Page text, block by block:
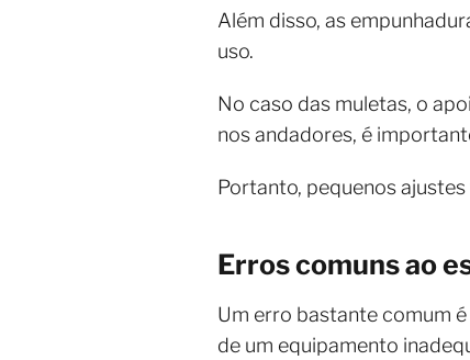
Além disso, as
uso.
No caso das muletas, o
nos andadores, é
Portanto, pequenos
Erros comuns ao
Um erro bastante comum
de um equipamento